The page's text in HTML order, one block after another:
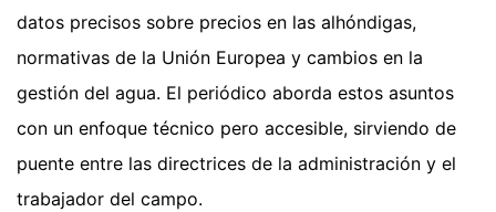
datos precisos sobre precios en las alhóndigas,
normativas de la Unión Europea y cambios en la
gestión del agua. El periódico aborda estos asuntos
con un enfoque técnico pero accesible, sirviendo de
puente entre las directrices de la administración y el
trabajador del campo.